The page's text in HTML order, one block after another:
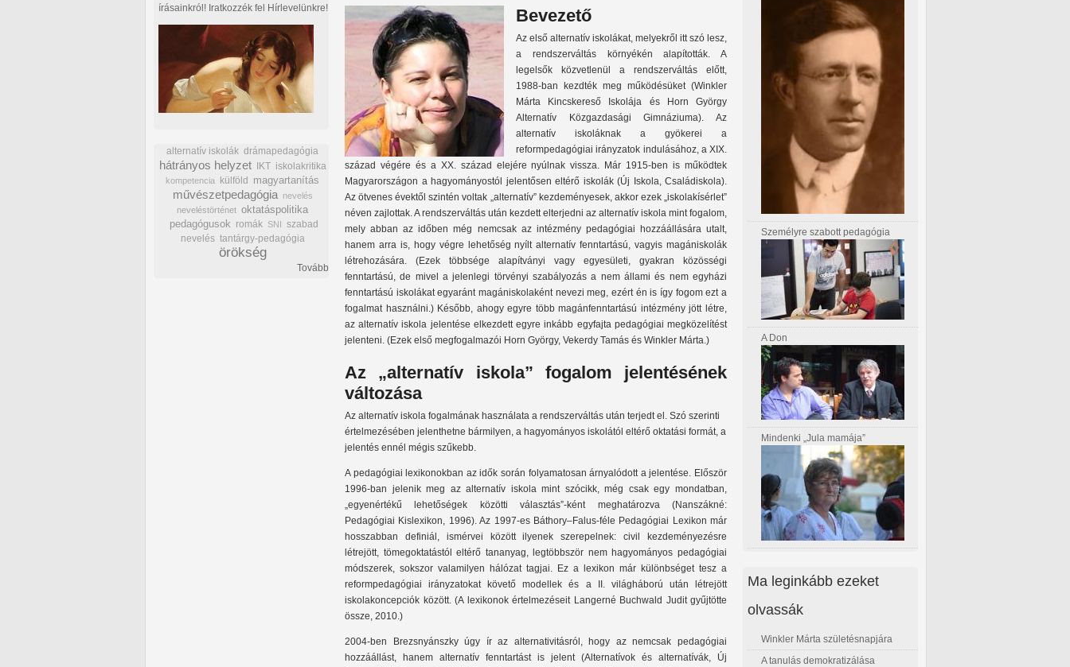
Bevezető
Az első alternatív iskolákat, melyekről itt szó lesz,
a rendszerváltás környékén alapították. A
legelsők közvetlenül a rendszerváltás előtt,
1988-ban kezdték meg működésüket (Winkler
Márta Kincskereső Iskolája és Horn György
Alternatív Közgazdasági Gimnáziuma). Az
alternatív iskoláknak a gyökerei a
reformpedagógiai irányzatok indulásához, a XIX.
század végére és a XX. század elejére nyúlnak vissza. Már 1915-ben is működtek
Magyarországon a hagyományostól jelentősen eltérő iskolák (Új Iskola, Családiskola).
Az ötvenes évektől szintén voltak „alternatív” kezdeményesek, akkor ezek „iskolakísérlet”
néven zajlottak. A rendszerváltás után kezdett elterjedni az alternatív iskola mint fogalom,
mely abban az időben még nemcsak az intézmény pedagógiai hozzáállására utalt,
hanem arra is, hogy végre lehetőség nyílt alternatív fenntartású, vagyis magániskolák
létrehozására. (Ezek többsége alapítványi vagy egyesületi, gyakran közösségi
fenntartású, de mivel a jelenlegi törvényi szabályozás a nem állami és nem egyházi
fenntartású iskolákat egyaránt magániskolaként nevezi meg, ezért én is így fogom ezt a
fogalmat használni.) Később, ahogy egyre több magánfenntartású intézmény jött létre,
az alternatív iskola jelentése elkezdett egyre inkább egyfajta pedagógiai megközelítést
jelenteni. (Ezek első megfogalmazói Horn György, Vekerdy Tamás és Winkler Márta.)
Az „alternatív iskola” fogalom jelentésének
változása
Az alternatív iskola fogalmának használata a rendszerváltás után terjedt el. Szó szerinti
értelmezésében jelenthetne bármilyen, a hagyományos iskolától eltérő oktatási formát, a
jelentés ennél mégis szűkebb.
A pedagógiai lexikonokban az idők során folyamatosan árnyalódott a jelentése. Először
1996-ban jelenik meg az alternatív iskola mint szócikk, még csak egy mondatban,
„egyenértékű lehetőségek közötti választás”-ként meghatározva (Nanszákné:
Pedagógiai Kislexikon, 1996). Az 1997-es Báthory–Falus-féle Pedagógiai Lexikon már
hosszabban definiál, ismérvei között ilyenek szerepelnek: civil kezdeményezésre
létrejött, tömegoktatástól eltérő tananyag, legtöbbször nem hagyományos pedagógiai
módszerek, sokszor valamilyen hálózat tagjai. Ez a lexikon már különbséget tesz a
reformpedagógiai irányzatokat követő modellek és a II. világháború után létrejött
iskolakoncepciók között. (A lexikonok értelmezéseit Langerné Buchwald Judit gyűjtötte
össze, 2010.)
2004-ben Brezsnyánszky úgy ír az alternativitásról, hogy az nemcsak pedagógiai
hozzáállást, hanem alternatív fenntartást is jelent (Alternatívok és alternatívák, Új
írásainkról! Iratkozzék fel Hírlevelünkre!
alternatív iskolák drámapedagógia
hátrányos helyzet IKT iskolakritika
kompetencia külföld magyartanítás
művészetpedagógia
nevelés
neveléstörténet oktatáspolitika
pedagógusok romák SNI szabad
nevelés tantárgy-pedagógia
örökség
Tovább
Személyre szabott pedagógia
A Don
Mindenki „Jula mamája”
Ma leginkább ezeket
olvassák
Winkler Márta születésnapjára
A tanulás demokratizálása